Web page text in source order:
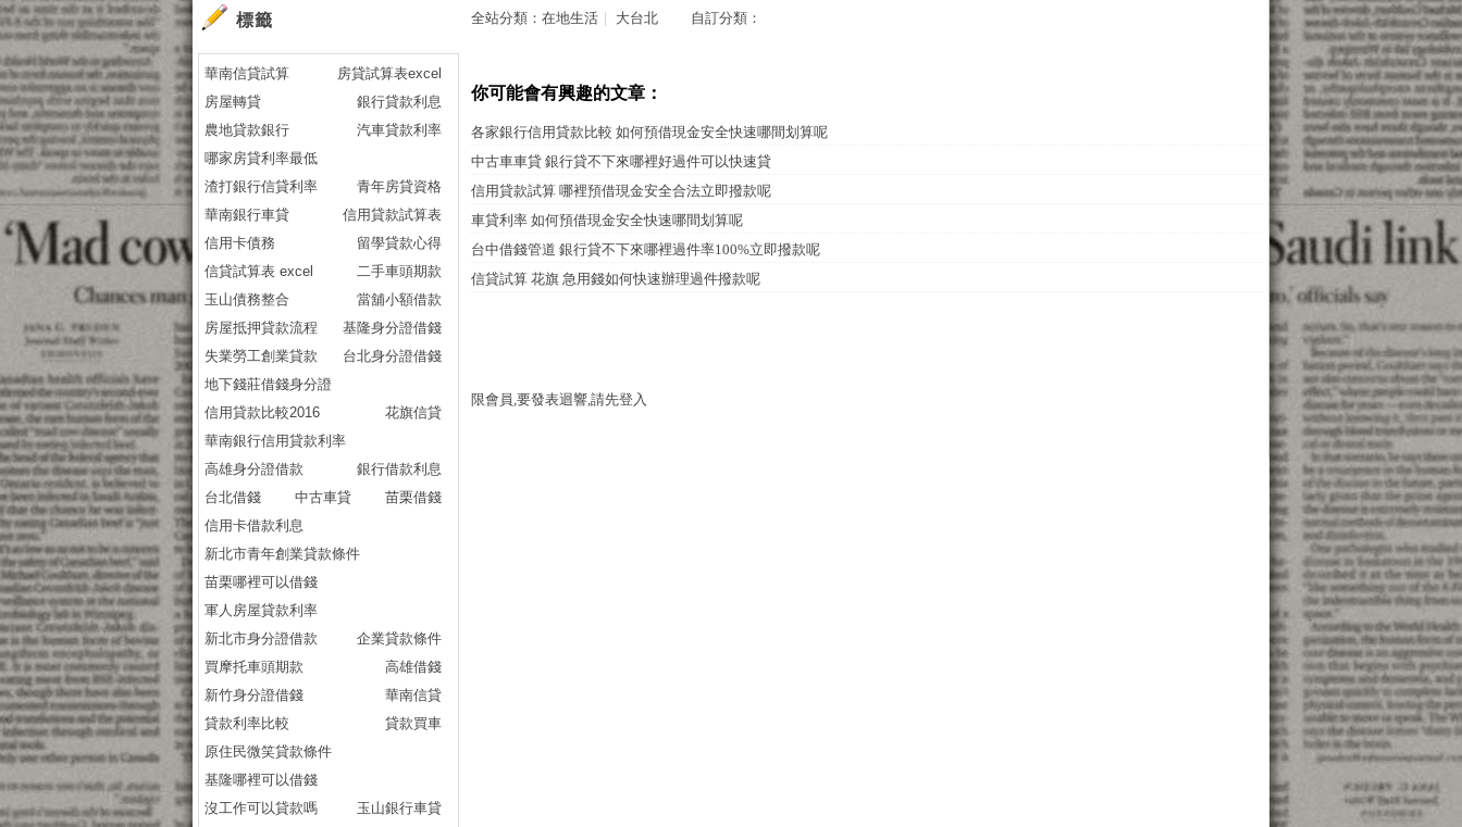
全站分類： 在地生活 大台北 自訂分類：
你可能會有興趣的文章：
各家銀行信用貸款比較 如何預借現金安全快速哪間划算呢
中古車車貸 銀行貸不下來哪裡好過件可以快速貸
信用貸款試算 哪裡預借現金安全合法立即撥款呢
車貸利率 如何預借現金安全快速哪間划算呢
台中借錢管道 銀行貸不下來哪裡過件率100%立即撥款呢
信貸試算 花旗 急用錢如何快速辦理過件撥款呢
限會員,要發表迴響,請先登入
標籤
華南信貸試算
房貸試算表excel
房屋轉貸
銀行貸款利息
農地貸款銀行
汽車貸款利率
哪家房貸利率最低
渣打銀行信貸利率
青年房貸資格
華南銀行車貸
信用貸款試算表
信用卡債務
留學貸款心得
信貸試算表 excel
二手車頭期款
玉山債務整合
當舖小額借款
房屋抵押貸款流程
基隆身分證借錢
失業勞工創業貸款
台北身分證借錢
地下錢莊借錢身分證
信用貸款比較2016
花旗信貸
華南銀行信用貸款利率
高雄身分證借款
銀行借款利息
台北借錢
中古車貸
苗栗借錢
信用卡借款利息
新北市青年創業貸款條件
苗栗哪裡可以借錢
軍人房屋貸款利率
新北市身分證借款
企業貸款條件
買摩托車頭期款
高雄借錢
新竹身分證借錢
華南信貸
貸款利率比較
貸款買車
原住民微笑貸款條件
基隆哪裡可以借錢
沒工作可以貸款嗎
玉山銀行車貸